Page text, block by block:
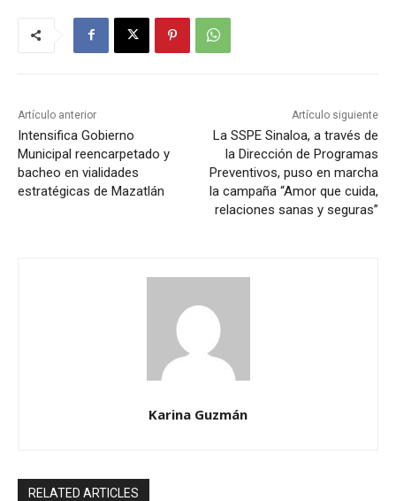
Artículo anterior
Intensifica Gobierno
Municipal reencarpetado y
bacheo en vialidades
estratégicas de Mazatlán
Artículo siguiente
La SSPE Sinaloa, a través de
la Dirección de Programas
Preventivos, puso en marcha
la campaña “Amor que cuida,
relaciones sanas y seguras”
Karina Guzmán
RELATED ARTICLES